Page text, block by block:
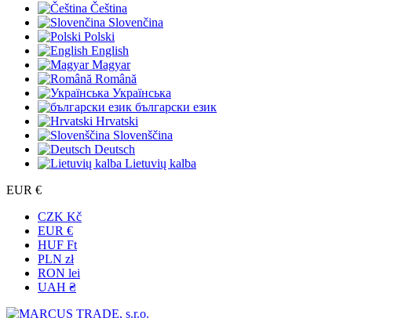
Čeština
Slovenčina
Polski
English
Magyar
Română
Українська
български език
Hrvatski
Slovenščina
Deutsch
Lietuvių kalba
EUR €
CZK Kč
EUR €
HUF Ft
PLN zł
RON lei
UAH ₴